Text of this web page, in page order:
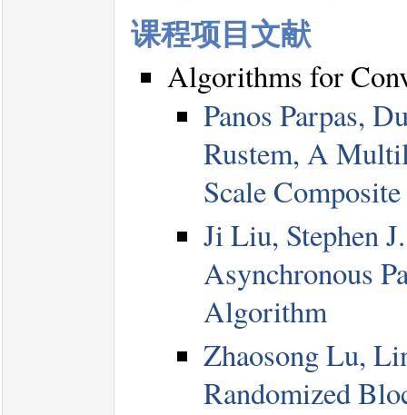
课程项目文献
Algorithms for
Panos Parpas,
Rustem, A
Scale
Ji Liu, Stephen
Asynchronous
Algorithm
Zhaosong Lu,
Randomized